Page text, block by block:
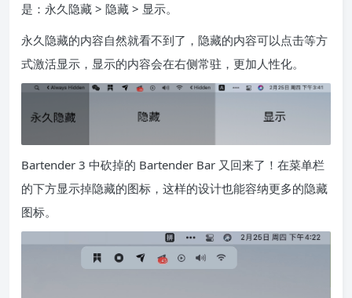
是：永久隐藏 > 隐藏 > 显示。
永久隐藏的内容自然就看不到了，隐藏的内容可以点击等方
式激活显示，显示的内容会在右侧常驻，更加人性化。
Bartender 3 中砍掉的 Bartender Bar 又回来了！在菜单栏
的下方显示掉隐藏的图标，这样的设计也能容纳更多的隐藏
图标。